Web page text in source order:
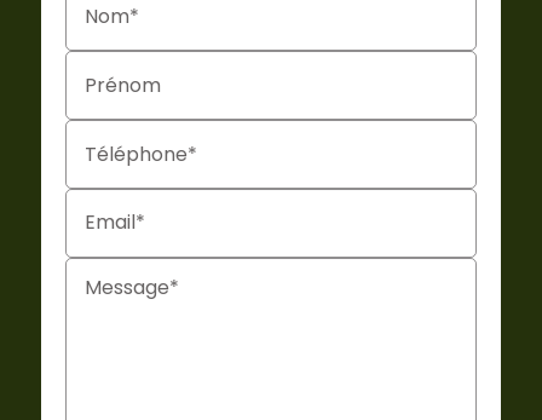
Nom*
Prénom
Téléphone*
Email*
Message*